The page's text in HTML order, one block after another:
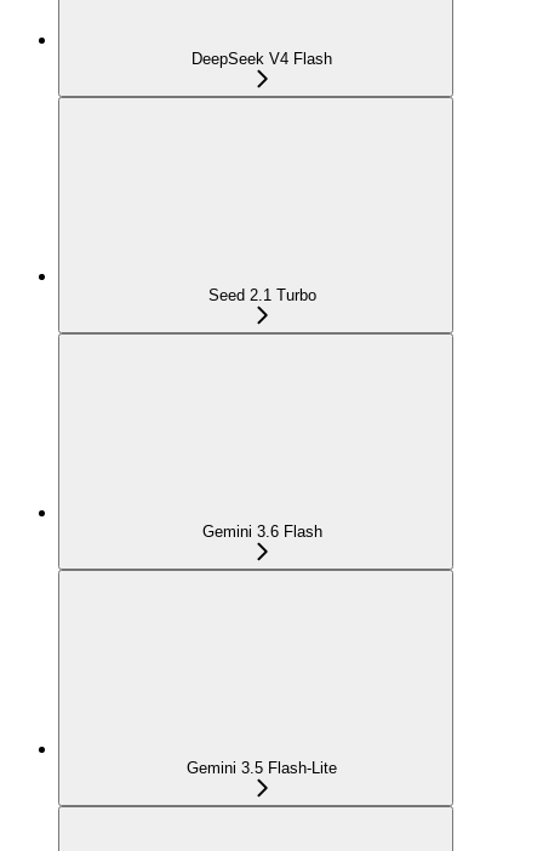
DeepSeek V4 Flash
Seed 2.1 Turbo
Gemini 3.6 Flash
Gemini 3.5 Flash-Lite